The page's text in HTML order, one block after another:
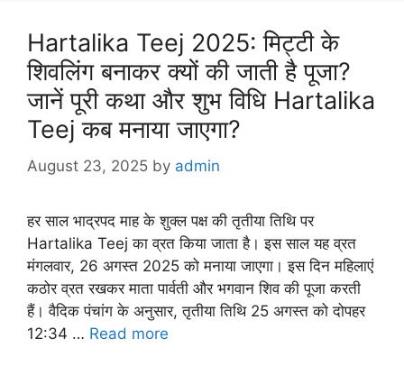
Hartalika Teej 2025: मिट्टी के
शिवलिंग बनाकर क्यों की जाती है पूजा?
जानें पूरी कथा और शुभ विधि Hartalika
Teej कब मनाया जाएगा?
August 23, 2025 by admin
हर साल भाद्रपद माह के शुक्ल पक्ष की तृतीया तिथि पर
Hartalika Teej का व्रत किया जाता है। इस साल यह व्रत
मंगलवार, 26 अगस्त 2025 को मनाया जाएगा। इस दिन महिलाएं
कठोर व्रत रखकर माता पार्वती और भगवान शिव की पूजा करती
हैं। वैदिक पंचांग के अनुसार, तृतीया तिथि 25 अगस्त को दोपहर
12:34 … Read more